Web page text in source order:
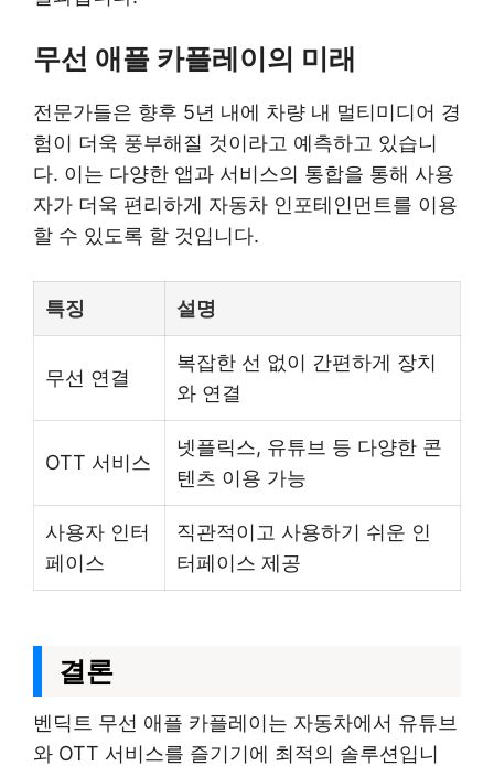
무선 애플 카플레이의 미래
전문가들은 향후 5년 내에 차량 내 멀티미디어 경
험이 더욱 풍부해질 것이라고 예측하고 있습니
다. 이는 다양한 앱과 서비스의 통합을 통해 사용
자가 더욱 편리하게 자동차 인포테인먼트를 이용
할 수 있도록 할 것입니다.
특징 설명
무선 연결
복잡한 선 없이 간편하게 장치
와 연결
OTT 서비스
넷플릭스, 유튜브 등 다양한 콘
텐츠 이용 가능
사용자 인터
페이스
직관적이고 사용하기 쉬운 인
터페이스 제공
결론
벤딕트 무선 애플 카플레이는 자동차에서 유튜브
와 OTT 서비스를 즐기기에 최적의 솔루션입니